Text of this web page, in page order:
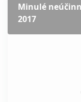
Minulé
2017